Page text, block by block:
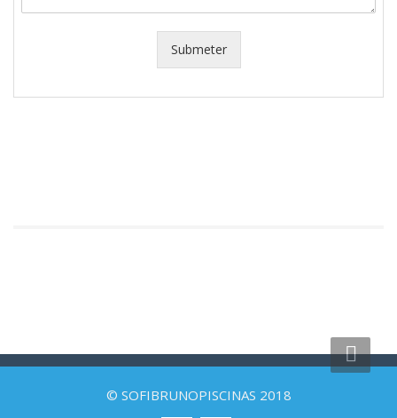
Submeter
© SOFIBRUNOPISCINAS 2018